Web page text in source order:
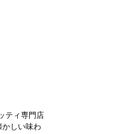
ティ専門店
かしい味わ